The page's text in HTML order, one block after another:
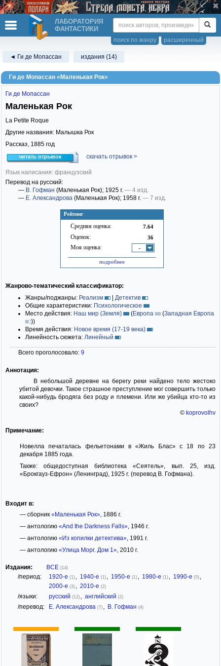
ЛАБОРАТОРИЯ
ФАНТАСТИКИ
расширенный
поиск по жанру
◄ Ги де Мопассан издания (14)
Ги де Мопассан «Маленькая Рок»
Рейтинг
Средняя оценка: 7.64
Оценок: 36
Моя оценка: -
подробнее
Ги де Мопассан
Маленькая Рок
La Petite Roque
Другие названия: Малышка Рок
Рассказ, 1885 год
читать отрывок скачать отрывок >
Язык написания: французский
Перевод на русский:
— В. Гофман (Маленькая Рок); 1925 г. — 4 изд.
— Е. Александрова (Маленькая Рок); 1958 г. — 7 изд.
Жанрово-тематический классификатор:
Жанры/поджанры: Реализм | Детектив
Общие характеристики: Психологическое
Место действия: Наш мир (Земля) (Европа (Западная Европа
))
Время действия: Новое время (17-19 века)
Линейность сюжета: Линейный
Всего проголосовало: 9
Аннотация:
В небольшой деревне на берегу реки найдено тело жестоко
убитой девочки. Такое страшное преступление мог совершить только
какой-нибудь бродяга без роду и племени. Или же убийца кто-то из
своих?
© koprovolhv
Примечание:
Новелла печаталась фельетонами в «Жиль Блас» с 18 по 23
декабря 1885 года.
Также: общедоступная библиотека «Сеятель», вып. 25, изд.
«Брокгауз-Ефрон» (Ленинград), 1925 г. (перевод В. Гофмана).
Входит в:
— сборник «Маленькая Рок», 1886 г.
— антологию «And the Darkness Falls», 1946 г.
— антологию «Из копилки детектива», 1991 г.
— антологию «Улица Морг. Дом 1», 2010 г.
Издания: ВСЕ (14)
/период: 1920-е (1) 1940-е (1) 1950-е (1) 1980-е (1) 1990-е (5)
2000-е (3) 2010-е (2)
/языки: русский (12) английский (2)
/перевод: Е. Александрова (7) В. Гофман (4)